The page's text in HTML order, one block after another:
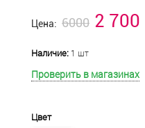
Цена: 6000 2 700
Наличие: 1 шт
Проверить в магазинах
Цвет